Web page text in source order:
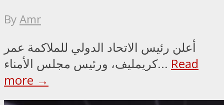
ByAmr
أعلن رئيس الاتحاد الدولي للملاكمة عمر
كريمليف، ورئيس مجلس الأمناء... Read
more →